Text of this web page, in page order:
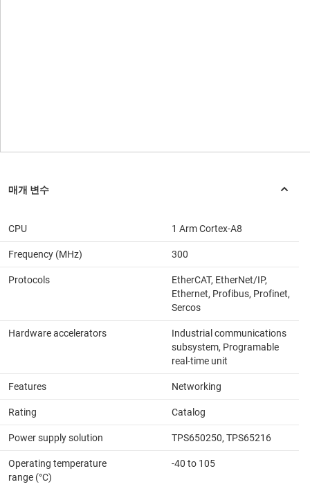
CPU 1 Arm Cortex-A8
Frequency (MHz) 300
Protocols
EtherCAT, EtherNet/IP,
Ethernet, Profibus, Profinet,
Sercos
Hardware accelerators
Industrial communications
subsystem, Programable
real-time unit
Features Networking
Rating Catalog
Power supply solution TPS650250, TPS65216
Operating temperature
range (°C)
-40 to 105